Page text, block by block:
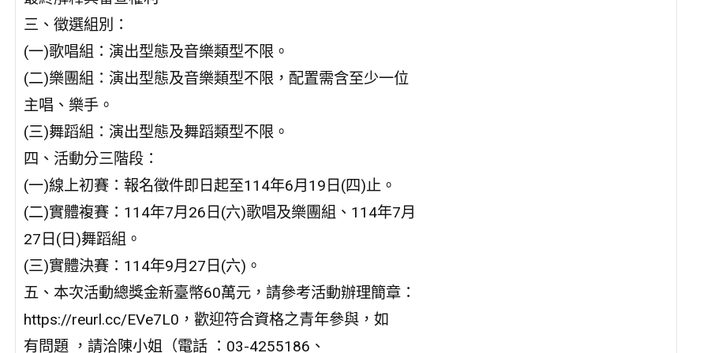
三、徵選組別：
(一)歌唱組：演出型態及音樂類型不限。
(二)樂團組：演出型態及音樂類型不限，配置需含至少一位
主唱、樂手。
(三)舞蹈組：演出型態及舞蹈類型不限。
四、活動分三階段：
(一)線上初賽：報名徵件即日起至114年6月19日(四)止。
(二)實體複賽：114年7月26日(六)歌唱及樂團組、114年7月
27日(日)舞蹈組。
(三)實體決賽：114年9月27日(六)。
五、本次活動總獎金新臺幣60萬元，請參考活動辦理簡章：
https://reurl.cc/EVe7L0，歡迎符合資格之青年參與，如
有問題 ，請洽陳小姐（電話 ：03-4255186、